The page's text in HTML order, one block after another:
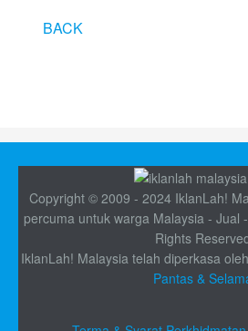
BACK
Copyright © 2009 - 2024 IklanLah!
percuma untuk warga Malaysia - Jual
Rights
IklanLah! Malaysia telah diperkasa oleh
Pantas &